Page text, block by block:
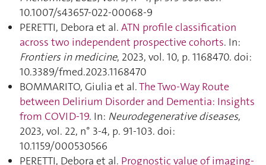
10.1007/s43657-022-00068-9
PERETTI, Debora et al. ATN profile classification
across two independent prospective cohorts. In:
Frontiers in medicine, 2023, vol. 10, p. 1168470. doi:
10.3389/fmed.2023.1168470
BOMMARITO, Giulia et al.The Two-Way Route
between Delirium Disorder and Dementia: Insights
from COVID-19. In: Neurodegenerative diseases,
2023, vol. 22, n° 3-4, p. 91‑103. doi:
10.1159/000530566
PERETTI, Debora et al. Prognostic value of imaging-